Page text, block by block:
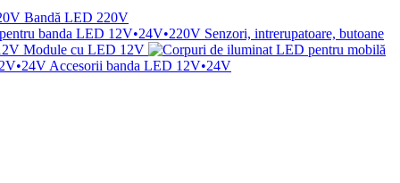
Bandă LED 220V
Senzori, intrerupatoare, butoane
Module cu LED 12V
Accesorii banda LED 12V•24V